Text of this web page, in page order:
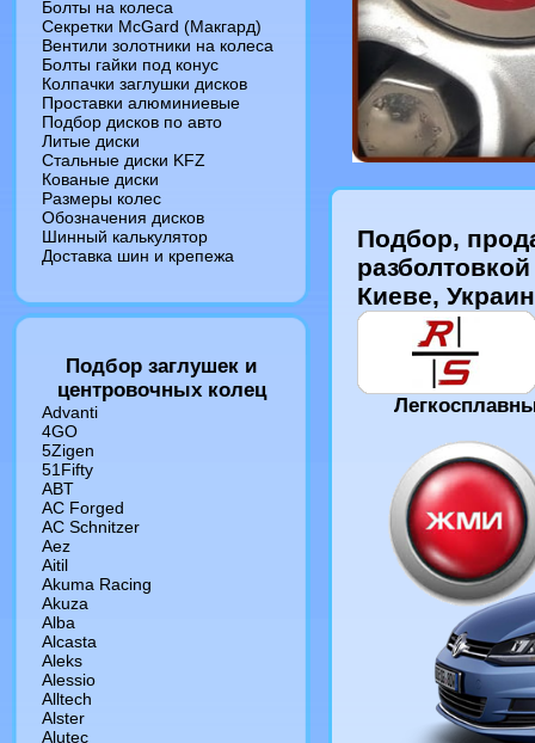
Болты на колеса
Секретки McGard (Макгард)
Вентили золотники на колеса
Болты гайки под конус
Колпачки заглушки дисков
Проставки алюминиевые
Подбор дисков по авто
Литые диски
Стальные диски KFZ
Кованые диски
Размеры колес
Обозначения дисков
Шинный калькулятор
Доставка шин и крепежа
Подбор заглушек и
центровочных колец
Advanti
4GO
5Zigen
51Fifty
ABT
AC Forged
AC Schnitzer
Aez
Aitil
Akuma Racing
Akuza
Alba
Alcasta
Aleks
Alessio
Alltech
Alster
Alutec
Подбор,
Киеве,